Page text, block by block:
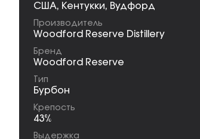
США, Кентукки, Вудфорд
Производитель
Woodford Reserve Distillery
Бренд
Woodford Reserve
Тип
Бурбон
Крепость
43%
Выдержка